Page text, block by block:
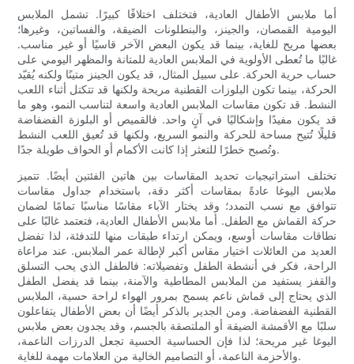
أما ملابس الأطفال العادية، فتختلف اختلافًا كبيرًا. تشمل الملابس
اليومية القمصان، والجينز، والبنطلونات الضيقة، والفساتين، وغيرها؛
بعضها مريح للغاية، بينما قد يكون البعض الآخر قاسيًا أو غير مناسب.
غالبًا ما تُعطى الأولوية في الملابس العادية للمتانة والمظهر اليومي على
حساب حرية الحركة. على سبيل المثال، قد يكون الجينز متينًا ولكنه يُقيّد
الحركة، بينما تكون البلوزات القطنية مريحة ولكنها قد تتكتل أثناء اللعب
النشط. قد تكون مقاسات الملابس العادية واسعة لتناسب النمو، وهو ما
قد يكون مفيدًا وإشكاليًا في آنٍ واحد. فالقميص أو البلوزة الفضفاضة
قليلًا تُتيح مساحة للحركة والنمو السريع، ولكنها قد تُعيق اللعب النشط
وتُصبح خطرًا للتعثر إذا كانت الأكمام أو الحواف طويلة جدًا.
تختلف استراتيجيات تحديد المقاسات بين هاتين الفئتين أيضًا. تتميز
ملابس اليوغا عادةً بمقاسات أكثر دقة، باستخدام جداول مقاسات
تتوافق مع نسب التمدد؛ وقد يختار الآباء مقاسًا مناسبًا تمامًا لضمان
حركة القماش مع الطفل. أما ملابس الأطفال العادية، فتعتمد غالبًا على
نطاقات مقاسات أوسع، ويمكن ارتداء طبقات منها للتدفئة، لذا تفضل
العديد من العائلات اختيار مقاس أكبر لإطالة عمر الملابس. عند مراعاة
الراحة، فكر في أنشطة الطفل وتفضيلاته: فالطفل الذي يحب التسلق
والقفز يستفيد من الملابس المطاطية والآمنة، بينما قد يفضل الطفل
الذي يحتاج إلى قماش ناعم يسمح بمرور الهواء لراحة حسية، الملابس
القطنية الفضفاضة. ومن الجدير بالذكر أيضًا أن بعض الأطفال يتفاعلون
سلبًا مع الأقمشة الضيقة أو الملتصقة بالجسم، وقد يجدون بعض ملابس
اليوغا غير مريحة؛ لذا فإن الحساسية الحسية تجعل الدرزات الناعمة،
والأحزمة الناعمة، أو التصاميم الخالية من العلامات مهمة للغاية.